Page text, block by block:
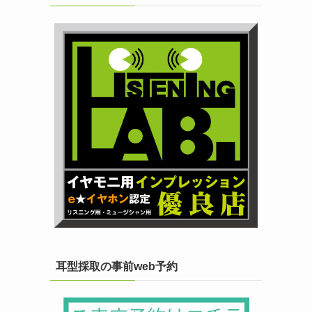
耳型採取の事前web予約